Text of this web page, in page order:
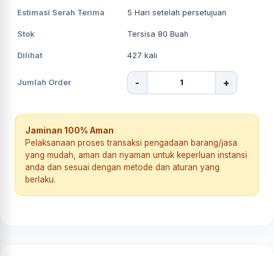
Estimasi Serah Terima 5 Hari setelah persetujuan
Stok Tersisa 80 Buah
Dilihat 427 kali
Jumlah Order - +
Jaminan 100% Aman
Pelaksanaan proses transaksi pengadaan barang/jasa
yang mudah, aman dan nyaman untuk keperluan instansi
anda dan sesuai dengan metode dan aturan yang
berlaku.